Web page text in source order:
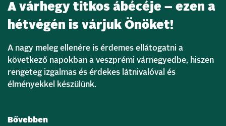
A várhegy titkos ábécéje – ezen a
hétvégén is várjuk Önöket!
A nagy meleg ellenére is érdemes ellátogatni a
következő napokban a veszprémi várnegyedbe, hiszen
rengeteg izgalmas és érdekes látnivalóval és
élményekkel készülünk.
Bővebben